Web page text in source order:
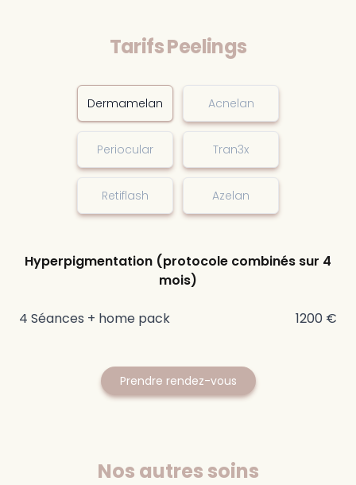
Tarifs Peelings
Dermamelan Acnelan
Periocular Tran3x
Retiflash Azelan
Hyperpigmentation (protocole combinés sur 4
mois)
4 Séances + home pack 1200 €
Prendre rendez-vous
Nos autres soins